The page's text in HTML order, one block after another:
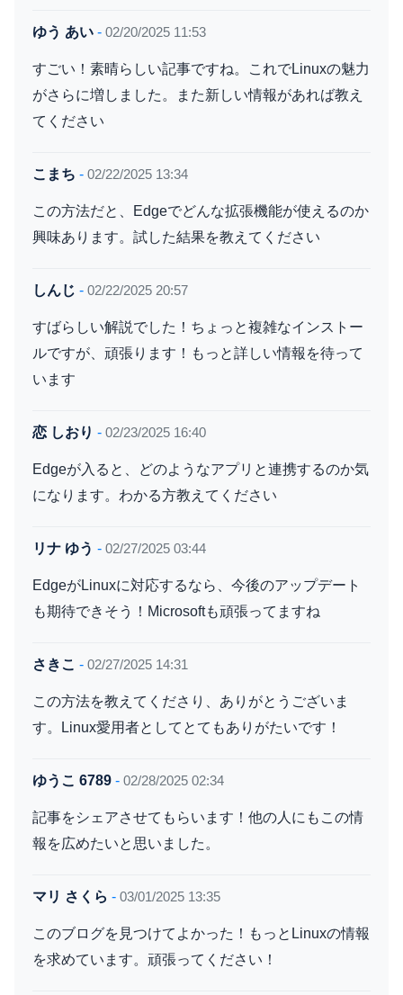
ゆう あい - 02/20/2025 11:53
すごい！素晴らしい記事ですね。これでLinuxの魅力
がさらに増しました。また新しい情報があれば教え
てください
こまち - 02/22/2025 13:34
この方法だと、Edgeでどんな拡張機能が使えるのか
興味あります。試した結果を教えてください
しんじ - 02/22/2025 20:57
すばらしい解説でした！ちょっと複雑なインストー
ルですが、頑張ります！もっと詳しい情報を待って
います
恋 しおり - 02/23/2025 16:40
Edgeが入ると、どのようなアプリと連携するのか気
になります。わかる方教えてください
リナ ゆう - 02/27/2025 03:44
EdgeがLinuxに対応するなら、今後のアップデート
も期待できそう！Microsoftも頑張ってますね
さきこ - 02/27/2025 14:31
この方法を教えてくださり、ありがとうございま
す。Linux愛用者としてとてもありがたいです！
ゆうこ 6789 - 02/28/2025 02:34
記事をシェアさせてもらいます！他の人にもこの情
報を広めたいと思いました。
マリ さくら - 03/01/2025 13:35
このブログを見つけてよかった！もっとLinuxの情報
を求めています。頑張ってください！